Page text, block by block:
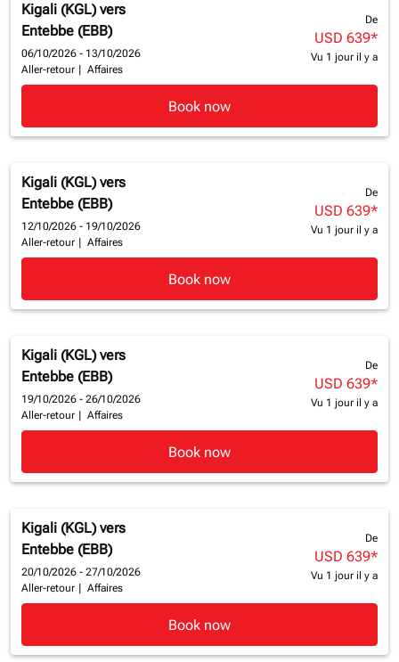
Kigali (KGL) vers
Entebbe (EBB)
06/10/2026 - 13/10/2026
Aller-retour
Affaires
De
USD 639*
Vu 1 jour il y a
Book now
Kigali (KGL) vers
Entebbe (EBB)
12/10/2026 - 19/10/2026
Aller-retour
Affaires
De
USD 639*
Vu 1 jour il y a
Book now
Kigali (KGL) vers
Entebbe (EBB)
19/10/2026 - 26/10/2026
Aller-retour
Affaires
De
USD 639*
Vu 1 jour il y a
Book now
Kigali (KGL) vers
Entebbe (EBB)
20/10/2026 - 27/10/2026
Aller-retour
Affaires
De
USD 639*
Vu 1 jour il y a
Book now